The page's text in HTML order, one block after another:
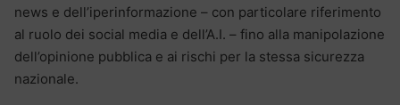
news e dell’iperinformazione – con particolare riferimento
al ruolo dei social media e dell’A.I. – fino alla manipolazione
dell’opinione pubblica e ai rischi per la stessa sicurezza
nazionale.